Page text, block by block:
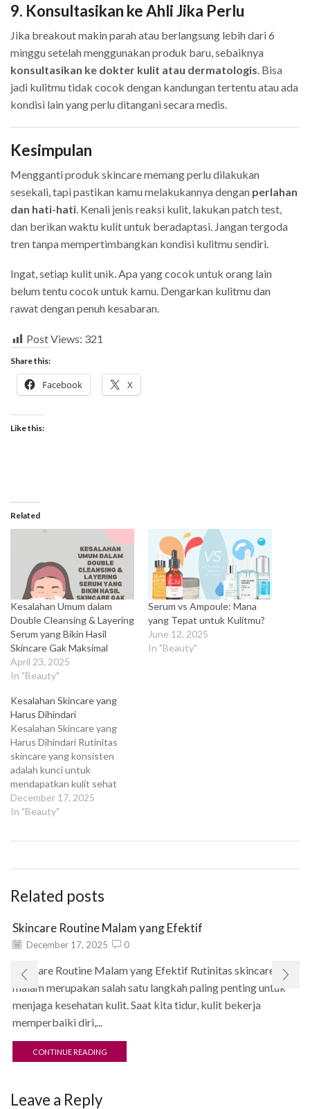
9. Konsultasikan ke Ahli Jika Perlu
Jika breakout makin parah atau berlangsung lebih dari 6
minggu setelah menggunakan produk baru, sebaiknya
konsultasikan ke dokter kulit atau dermatologis . Bisa
jadi kulitmu tidak cocok dengan kandungan tertentu atau ada
kondisi lain yang perlu ditangani secara medis.
Kesimpulan
Mengganti produk skincare memang perlu dilakukan
sesekali, tapi pastikan kamu melakukannya dengan perlahan
dan hati-hati. Kenali jenis reaksi kulit, lakukan patch test,
dan berikan waktu kulit untuk beradaptasi. Jangan tergoda
tren tanpa mempertimbangkan kondisi kulitmu sendiri.
Ingat, setiap kulit unik. Apa yang cocok untuk orang lain
belum tentu cocok untuk kamu. Dengarkan kulitmu dan
rawat dengan penuh kesabaran.
Post Views: 321
Share this:
Facebook X
Like this:
Related
Kesalahan Umum dalam
Double Cleansing & Layering
Serum yang Bikin Hasil
Skincare Gak Maksimal
April 23, 2025
In "Beauty"
Serum vs Ampoule: Mana
yang Tepat untuk Kulitmu?
June 12, 2025
In "Beauty"
Kesalahan Skincare yang
Harus Dihindari
Kesalahan Skincare yang
Harus Dihindari Rutinitas
skincare yang konsisten
adalah kunci untuk
mendapatkan kulit sehat
dan bercahaya. Namun, tidak
sedikit orang yang
dengan cara yang salah
Kesalahan skincare, meski
berdampak pada masalah
kulit seperti jerawat, iritasi,
penuaan dini, hingga kulit
kusam. Artikel…
December 17, 2025
In "Beauty"
Related posts
Skincare Routine Malam yang Efektif
December 17, 2025 0
Skincare Routine Malam yang Efektif Rutinitas skincare
malam merupakan salah satu langkah paling penting untuk
menjaga kesehatan kulit. Saat kita tidur, kulit bekerja
memperbaiki diri,...
CONTINUE READING
Leave a Reply